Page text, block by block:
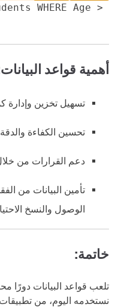
WHERE Age >
أهمية قواعد
تسهيل تخزين وإدارة
تحسين الكفاءة
دعم القرارات من
تأمين البيانات من
الوصول والنسخ
خاتمة:
تلعب قواعد البيانات دورًا
نستخدمه اليوم، من